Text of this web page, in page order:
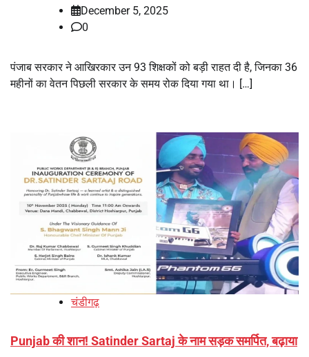
December 5, 2025
0
पंजाब सरकार ने आखिरकार उन 93 शिक्षकों को बड़ी राहत दी है, जिनका 36
महीनों का वेतन पिछली सरकार के समय रोक दिया गया था। […]
चंडीगढ़
Punjab की शान! Satinder Sartaj के नाम सड़क समर्पित, बढ़ाया